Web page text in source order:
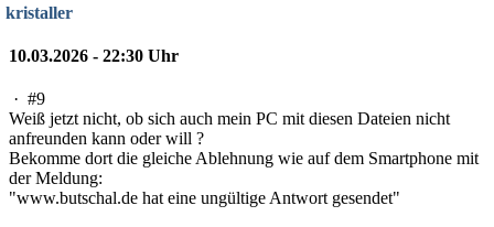
kristaller
10.03.2026 - 22:30 Uhr
· #9
Weiß jetzt nicht, ob sich auch mein PC mit diesen Dateien nicht
anfreunden kann oder will ?
Bekomme dort die gleiche Ablehnung wie auf dem Smartphone mit
der Meldung:
"www.butschal.de hat eine ungültige Antwort gesendet"